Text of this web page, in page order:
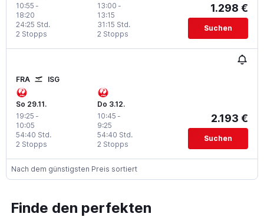
10:55 -
18:20
2 Stopps
24:25 Std.
13:00 -
13:15
2 Stopps
31:15 Std.
1.298 €
Suchen
FRA ISG
So 29.11.
19:25 -
10:05
2 Stopps
54:40 Std.
Do 3.12.
10:45 -
9:25
2 Stopps
54:40 Std.
2.193 €
Suchen
Nach dem günstigsten Preis sortiert
Finde den perfekten